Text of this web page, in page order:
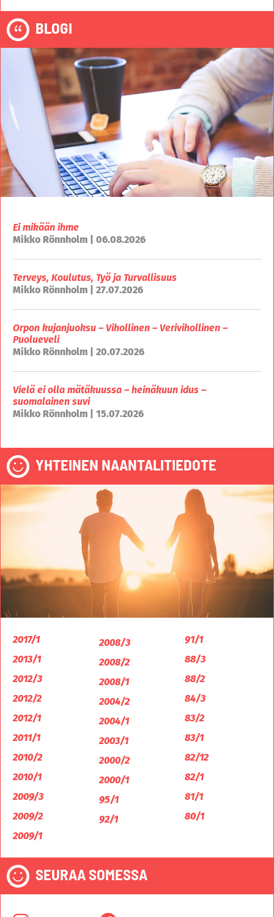
BLOGI
Ei mikään ihme
Mikko Rönnholm | 06.08.2026
Terveys, Koulutus, Työ ja Turvallisuus
Mikko Rönnholm | 27.07.2026
Orpon kujanjuoksu – Vihollinen – Verivihollinen –
Puolueveli
Mikko Rönnholm | 20.07.2026
Vielä ei olla mätäkuussa – heinäkuun idus –
suomalainen suvi
Mikko Rönnholm | 15.07.2026
YHTEINEN NAANTALITIEDOTE
2017/1
2013/1
2012/3
2012/2
2012/1
2011/1
2010/2
2010/1
2009/3
2009/2
2009/1
2008/3
2008/2
2008/1
2004/2
2004/1
2003/1
2000/2
2000/1
95/1
92/1
91/1
88/3
88/2
84/3
83/2
83/1
82/12
82/1
81/1
80/1
SEURAA SOMESSA